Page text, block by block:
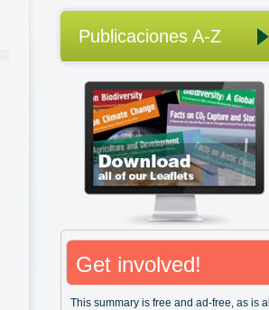
Publicaciones A-Z
Get involved!
This summary is free and ad-free, as is all